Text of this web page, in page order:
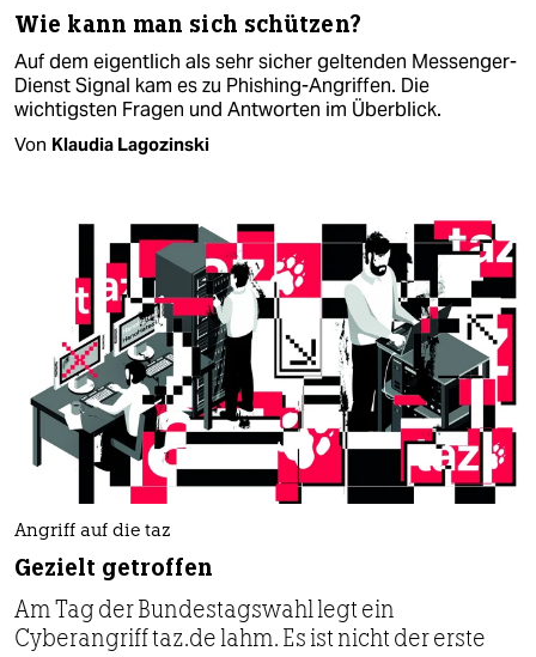
Wie kann man sich schützen?
Auf dem eigentlich als sehr sicher geltenden Messenger-
Dienst Signal kam es zu Phishing-Angriffen. Die
wichtigsten Fragen und Antworten im Überblick.
Von Klaudia Lagozinski
Angriff auf die taz
Gezielt getroffen
Am Tag der Bundestagswahl legt ein
Cyberangriff taz.de lahm. Es ist nicht der erste